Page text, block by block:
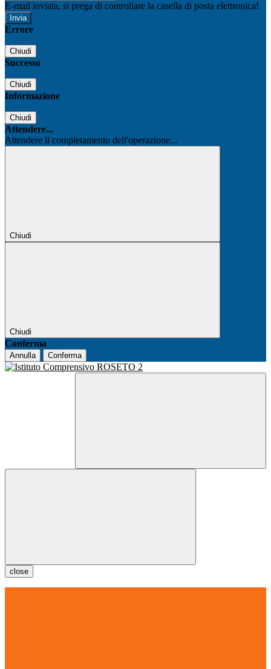
E-mail inviata, si prega di controllare la casella di posta elettronica!
Errore
Chiudi
Successo
Chiudi
Informazione
Chiudi
Attendere...
Attendere il completamento dell'operazione...
Chiudi
Chiudi
Conferma
Annulla Conferma
close